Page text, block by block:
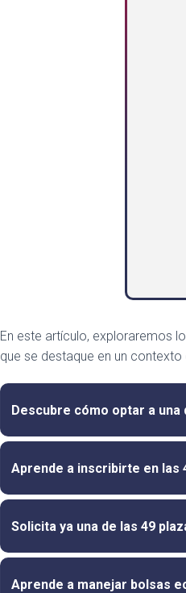
En este artículo, exploraremos
que se destaque en un contexto
Descubre cómo optar a
Aprende a inscribirte en las
Solicita ya una de las 49
Aprende a manejar bolsas